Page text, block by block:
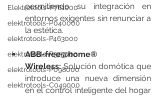
Elektrotools-P761000
elektrotools-P040000
elektrotools-P463000
elektrotools-P375000
elektrotools-P098000
elektrotools-C049000
permitiendo su integración en
entornos exigentes sin renunciar a
la estética.
ABB-free@home®
Wireless: Solución domótica que
introduce una nueva dimensión
en el control inteligente del hogar